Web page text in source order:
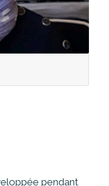
pendant